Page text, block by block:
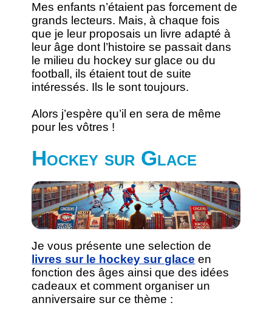
Mes enfants n’étaient pas forcement de
grands lecteurs. Mais, à chaque fois
que je leur proposais un livre adapté à
leur âge dont l’histoire se passait dans
le milieu du hockey sur glace ou du
football, ils étaient tout de suite
intéressés. Ils le sont toujours.
Alors j’espère qu’il en sera de même
pour les vôtres !
Hockey sur Glace
Je vous présente une selection de
livres sur le hockey sur glace en
fonction des âges ainsi que des idées
cadeaux et comment organiser un
anniversaire sur ce thème :